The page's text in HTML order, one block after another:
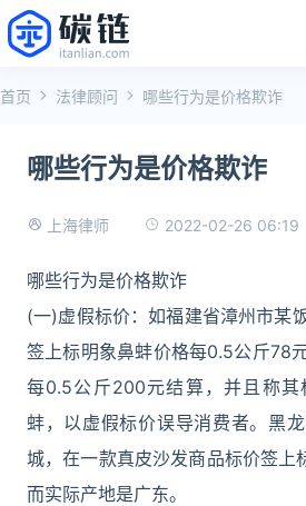
首页 法律顾问 哪些行为是价格欺诈
哪些行为是价格欺诈
上海律师 2022-02-26 06:19
哪些行为是价格欺诈
(一)虚假标价：如福建省漳州市某
签上标明象鼻蚌价格每0.5公斤78
每0.5公斤200元结算，并且称其
蚌，以虚假标价误导消费者。黑
城，在一款真皮沙发商品标价签上
而实际产地是广东。